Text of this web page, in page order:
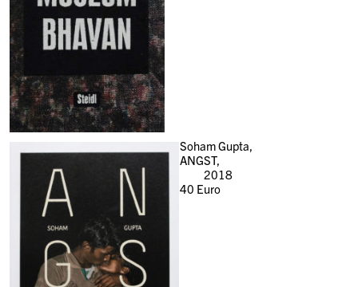
Soham Gupta,
ANGST,
2018
40 Euro